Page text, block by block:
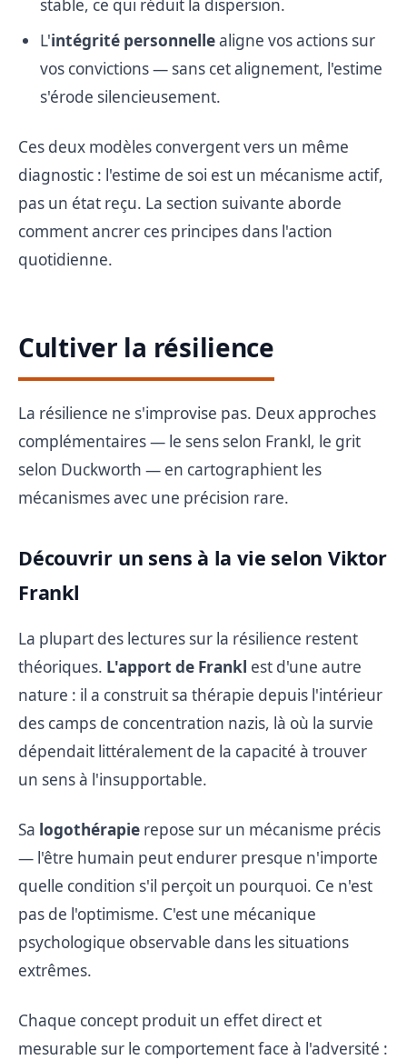
stable, ce qui réduit la dispersion.
L'intégrité personnellealigne vos actions sur
vos convictions — sans cet alignement, l'estime
s'érode silencieusement.
Ces deux modèles convergent vers un même
diagnostic : l'estime de soi est un mécanisme actif,
pas un état reçu. La section suivante aborde
comment ancrer ces principes dans l'action
quotidienne.
Cultiver la résilience
La résilience ne s'improvise pas. Deux approches
complémentaires — le sens selon Frankl, le grit
selon Duckworth — en cartographient les
mécanismes avec une précision rare.
Découvrir un sens à la vie selon Viktor
Frankl
La plupart des lectures sur la résilience restent
théoriques. L'apport de Frankl est d'une autre
nature : il a construit sa thérapie depuis l'intérieur
des camps de concentration nazis, là où la survie
dépendait littéralement de la capacité à trouver
un sens à l'insupportable.
Sa logothérapie repose sur un mécanisme précis
— l'être humain peut endurer presque n'importe
quelle condition s'il perçoit un pourquoi. Ce n'est
pas de l'optimisme. C'est une mécanique
psychologique observable dans les situations
extrêmes.
Chaque concept produit un effet direct et
mesurable sur le comportement face à l'adversité :